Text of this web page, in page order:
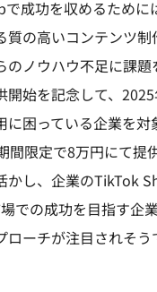
成功を収めるために
質の高いコンテンツ
ノウハウ不足に課
開始を記念して、
に困っている企業を
限定で8万円にて提
かし、企業のTikTok
での成功を目指す企
ーチが注目されそう